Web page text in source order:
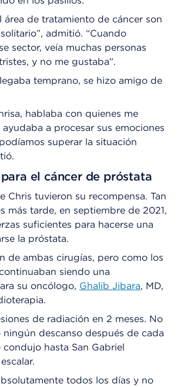
área de tratamiento de cáncer son
admitió. “Cuando
sector, veía muchas personas
y no me gustaba”.
temprano, se hizo amigo de
hablaba con quienes me
ayudaba a procesar sus emociones
superar la situación
el cáncer de próstata
Chris tuvieron su recompensa. Tan
más tarde, en septiembre de 2021,
suficientes para hacerse una
la próstata.
de ambas cirugías, pero como los
siendo una
su oncólogo, Ghalib Jibara, MD,
de radiación en 2 meses. No
ningún descanso después de cada
condujo hasta San Gabriel
todos los días y no